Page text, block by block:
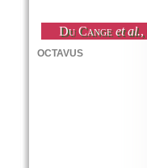
Du Cange et al.,